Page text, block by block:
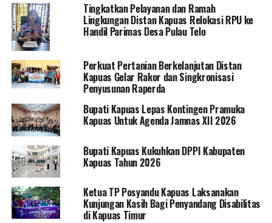
Tingkatkan Pelayanan dan Ramah
Lingkungan Distan Kapuas Relokasi RPU ke
Handil Parimas Desa Pulau Telo
Perkuat Pertanian Berkelanjutan Distan
Kapuas Gelar Rakor dan Singkronisasi
Penyusunan Raperda
Bupati Kapuas Lepas Kontingen Pramuka
Kapuas Untuk Agenda Jamnas XII 2026
Bupati Kapuas Kukuhkan DPPI Kabupaten
Kapuas Tahun 2026
Ketua TP Posyandu Kapuas Laksanakan
Kunjungan Kasih Bagi Penyandang Disabilitas
di Kapuas Timur